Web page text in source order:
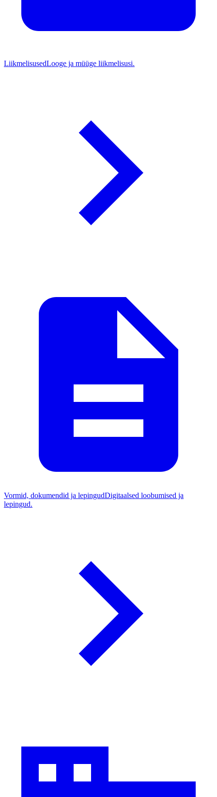
LiikmelisusedLooge ja müüge liikmelisusi.
Vormid, dokumendid ja lepingudDigitaalsed loobumised ja
lepingud.